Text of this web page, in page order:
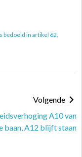
bedoeld in artikel 62,
Volgende
A10 van
baan, A12 blijft staan